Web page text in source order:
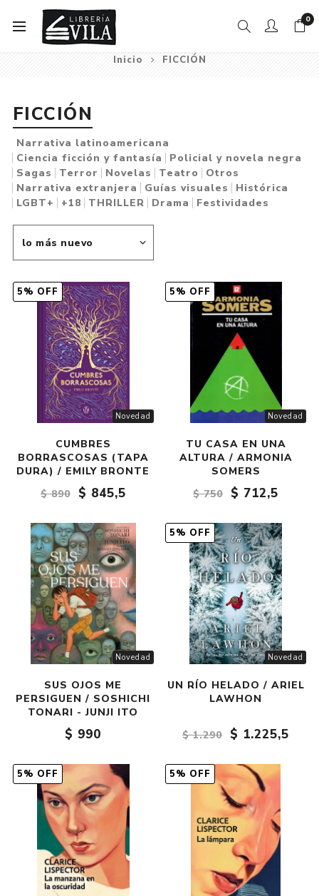
0
Inicio FICCIÓN
FICCIÓN
Narrativa latinoamericana
Ciencia ficción y fantasía
Policial y novela negra
Sagas
Terror Novelas Teatro
Otros
Narrativa extranjera
Guías visuales
Histórica
LGBT+
+18 THRILLER Drama Festividades
Novedad
5% OFF
CUMBRES
BORRASCOSAS (TAPA
DURA) / EMILY BRONTE
$ 890
$ 845,5
Novedad
5% OFF
TU CASA EN UNA
ALTURA / ARMONIA
SOMERS
$ 750
$ 712,5
Novedad
SUS OJOS ME
PERSIGUEN / SOSHICHI
TONARI - JUNJI ITO
$ 990
Novedad
5% OFF
UN RÍO HELADO / ARIEL
LAWHON
$ 1.290 $ 1.225,5
5% OFF 5% OFF